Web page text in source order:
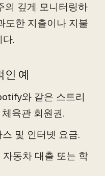
의 깊게 모니터링하
도한 지출이나 지불
.
인 예
와 같은 스트리
육관 회원권.
및 인터넷 요금.
자동차 대출 또는 학